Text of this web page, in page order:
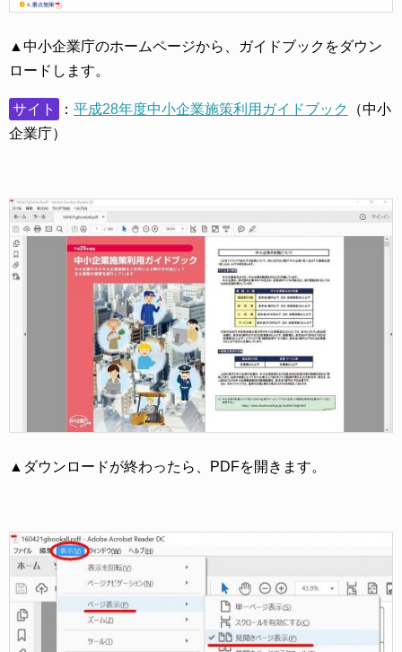
▲中小企業庁のホームページから、ガイドブックをダウン
ロードします。
サイト ： 平成28年度中小企業施策利用ガイドブック
（中小
企業庁）
▲ダウンロードが終わったら、PDFを開きます。